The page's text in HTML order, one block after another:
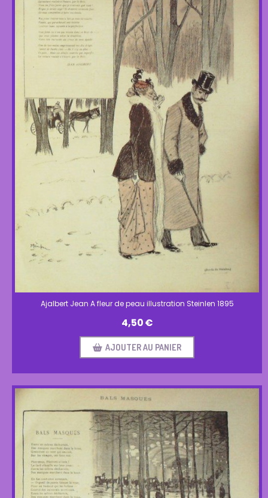
Ajalbert Jean A fleur de peau illustration Steinlen 1895
4,50€
AJOUTER AU PANIER